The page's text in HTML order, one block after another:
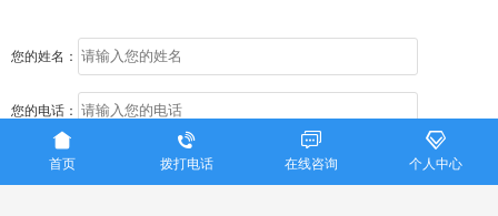
您的姓名：
您的电话：
您的邮箱：

首页

拨打电话

在线咨询

个人中心